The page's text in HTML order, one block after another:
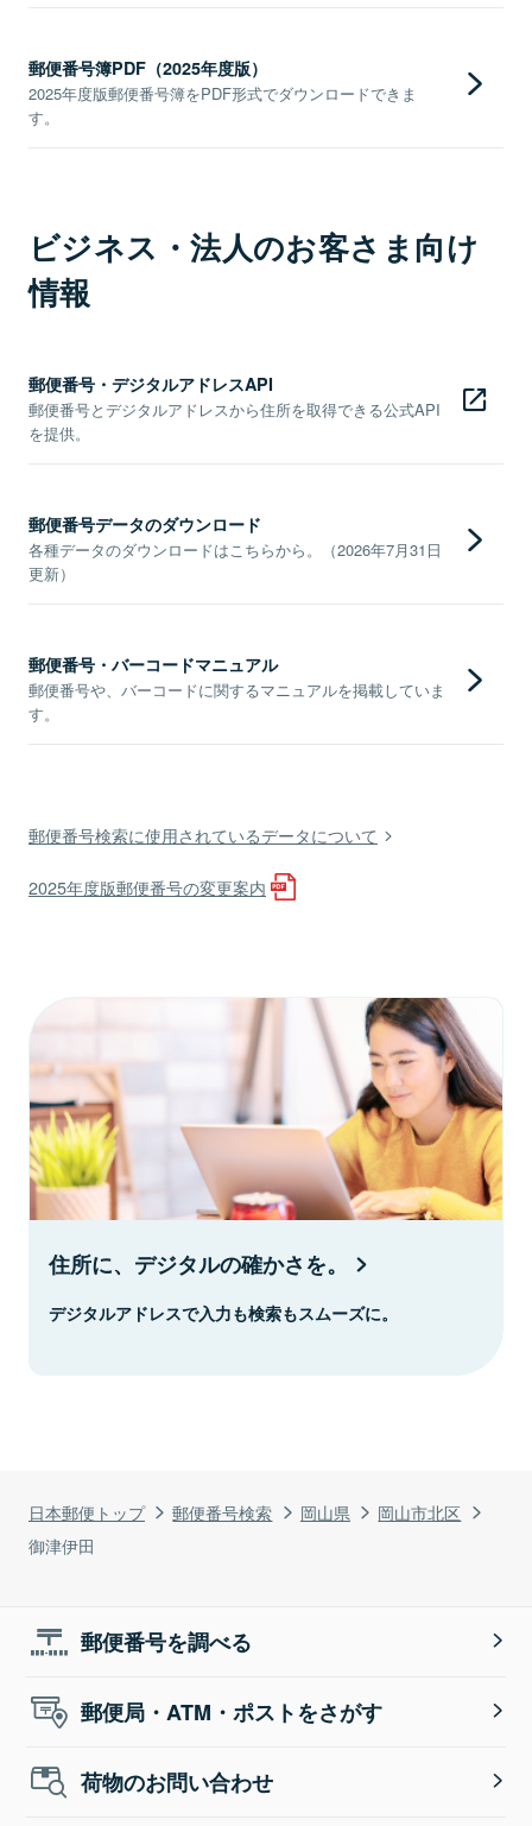
日本郵便トップ 郵便番号検索 岡山県
岡山市北区
御津伊田
郵便番号簿PDF（2025年度版）
2025年度版郵便番号簿をPDF形式でダウンロードできま
す。
ビジネス・法人のお客さま向け
情報
郵便番号・デジタルアドレスAPI
郵便番号とデジタルアドレスから住所を取得できる公式API
を提供。
郵便番号データのダウンロード
各種データのダウンロードはこちらから。（2026年7月31日
更新）
郵便番号・バーコードマニュアル
郵便番号や、バーコードに関するマニュアルを掲載していま
す。
郵便番号検索に使用されているデータについて
2025年度版郵便番号の変更案内
住所に、デジタルの確かさを。
デジタルアドレスで入力も検索もスムーズに。
郵便番号を調べる
郵便局・ATM・ポストをさがす
荷物のお問い合わせ